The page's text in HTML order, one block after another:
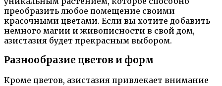
преобразить любое помещение своими
красочными цветами. Если вы хотите добавить
немного магии и живописности в свой дом,
азистазия будет прекрасным выбором.
Разнообразие цветов и форм
Кроме цветов, азистазия привлекает внимание